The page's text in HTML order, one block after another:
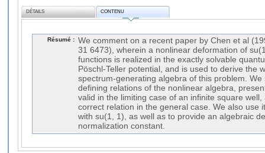
DÉTAILS CONTENU
Résumé : We comment on a recent paper by Chen et al
31 6473), wherein a nonlinear deformation of
functions is realized in the exactly solvable
Pöschl-Teller potential, and is used to derive the
spectrum-generating algebra of this problem.
defining relations of the nonlinear algebra,
valid in the limiting case of an infinite square
correct relation in the general case. We also use
with su(1, 1), as well as to provide an algebraic
normalization constant.